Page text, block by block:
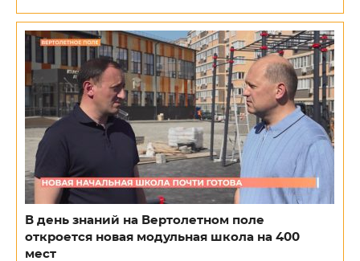
В день знаний на Вертолетном поле
откроется новая модульная школа на 400
мест